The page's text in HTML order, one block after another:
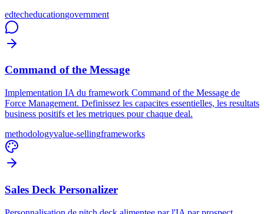
edtecheducationgovernment
Command of the Message
Implementation IA du framework Command of the Message de
Force Management. Definissez les capacites essentielles, les resultats
business positifs et les metriques pour chaque deal.
methodologyvalue-sellingframeworks
Sales Deck Personalizer